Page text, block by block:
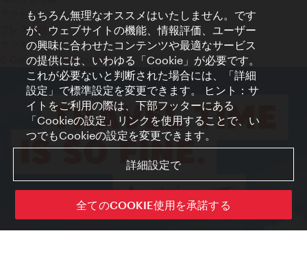
アクセシビリティ
プレス連絡先
クッキーの設定
© Copyright WienTourismus
もちろん無理なオススメはいたしません。です
が、ウェブサイトの機能、情報評価、ユーザー
の興味に合わせたコンテンツや最適なサービス
の提供には、いわゆる「Cookie」が必要です。
これが必要ないと判断された場合には、「詳細
設定」で標準設定を変更できます。 ヒント：サ
イトをご利用の際は、下部フッターにある
「Cookieの設定」リンクを使用することで、い
つでもCookieの設定を変更できます。
詳細設定で
全てのCOOKIE使用を承諾する